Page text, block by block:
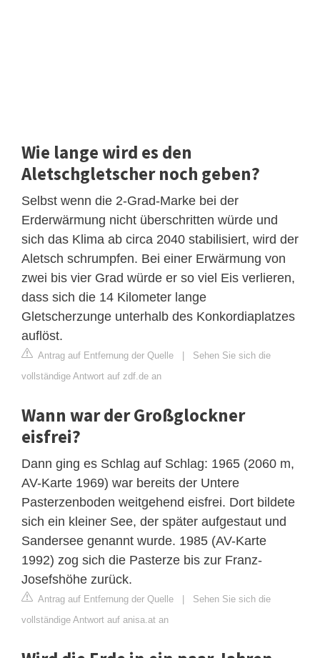
Wie lange wird es den
Aletschgletscher noch geben?
Selbst wenn die 2-Grad-Marke bei der
Erderwärmung nicht überschritten würde und
sich das Klima ab circa 2040 stabilisiert, wird der
Aletsch schrumpfen. Bei einer Erwärmung von
zwei bis vier Grad würde er so viel Eis verlieren,
dass sich die 14 Kilometer lange
Gletscherzunge unterhalb des Konkordiaplatzes
auflöst.
Antrag auf Entfernung der Quelle | Sehen Sie sich die
vollständige Antwort auf zdf.de an
Wann war der Großglockner
eisfrei?
Dann ging es Schlag auf Schlag: 1965 (2060 m,
AV-Karte 1969) war bereits der Untere
Pasterzenboden weitgehend eisfrei. Dort bildete
sich ein kleiner See, der später aufgestaut und
Sandersee genannt wurde. 1985 (AV-Karte
1992) zog sich die Pasterze bis zur Franz-
Josefshöhe zurück.
Antrag auf Entfernung der Quelle | Sehen Sie sich die
vollständige Antwort auf anisa.at an